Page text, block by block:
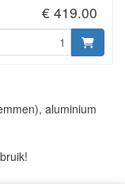
€ 419.00
aluminium